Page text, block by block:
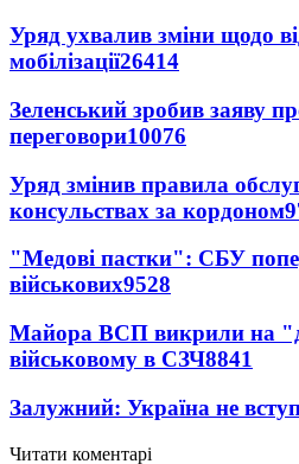
Уряд ухвалив зміни щодо
мобілізації26414
Зеленський зробив заяву
переговори10076
Уряд змінив правила
консульствах за кордоном
"Медові пастки": СБУ
військових9528
Майора ВСП викрили на
військовому в СЗЧ8841
Залужний: Україна не
Читати коментарі